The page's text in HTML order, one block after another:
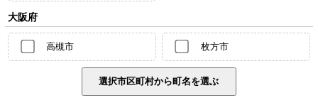
大阪府
高槻市 枚方市